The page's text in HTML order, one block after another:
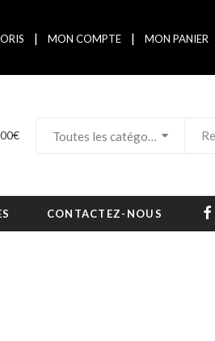
| MON COMPTE | MON PANIER
€
CONTACTEZ-NOUS